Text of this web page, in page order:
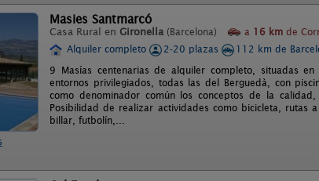
Masies Santmarcó
Casa Rural en Gironella (Barcelona) a 16 km de
Alquiler completo
2-20 plazas
112 km de
9 Masías centenarias de alquiler completo, situadas
entornos privilegiados, todas las del Berguedà, con
como denominador común los conceptos de la
Posibilidad de realizar actividades como bicicleta, rutas
billar, futbolín,...